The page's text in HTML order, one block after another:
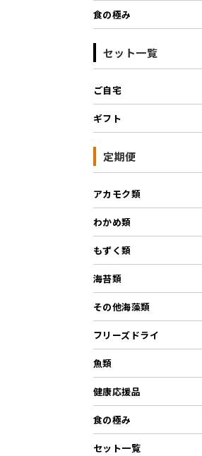
食の極み
セット一覧
ご自宅
ギフト
定期便
アカモク類
わかめ類
もずく類
海苔類
その他海藻類
フリーズドライ
魚類
健康応援品
食の極み
セット一覧